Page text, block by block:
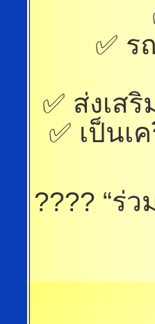
✅
✅ ส่งเส
✅ เป็น
???? “ร่